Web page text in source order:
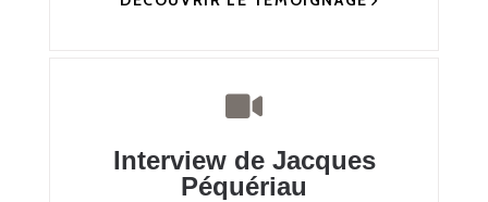
Interview de Jacques
Péquériau